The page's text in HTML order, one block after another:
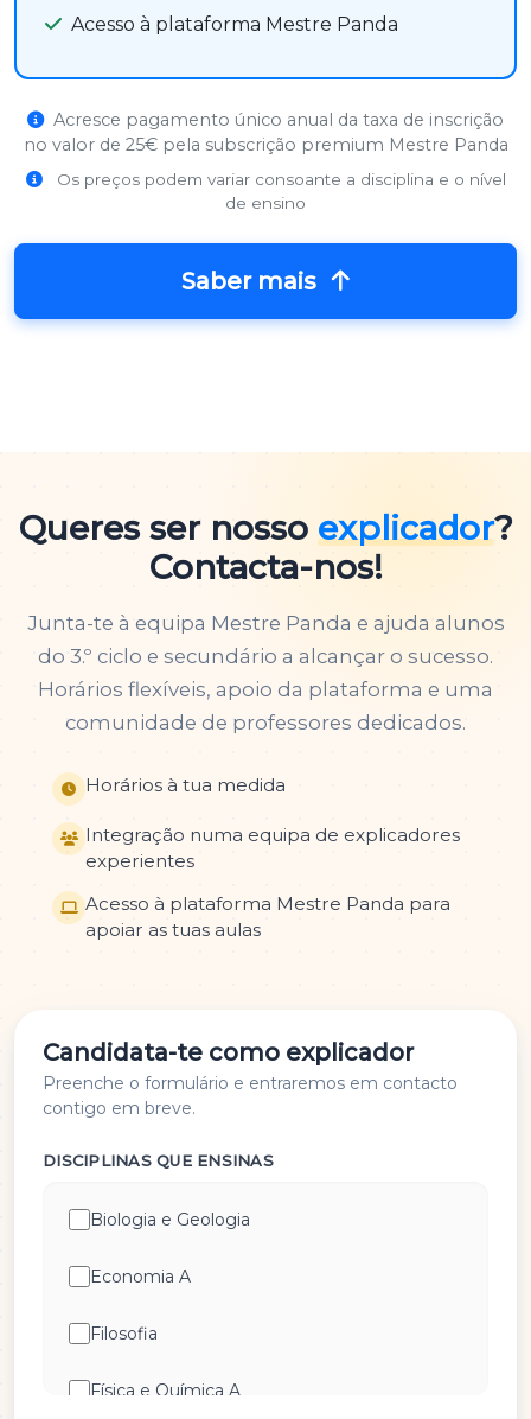
Acesso à plataforma Mestre Panda
Acresce pagamento único anual da taxa de inscrição
no valor de 25€ pela subscrição premium Mestre Panda
Os preços podem variar consoante a disciplina e o nível
de ensino
Saber mais
Queres ser nosso explicador?
Contacta-nos!
Junta-te à equipa Mestre Panda e ajuda alunos
do 3.º ciclo e secundário a alcançar o sucesso.
Horários flexíveis, apoio da plataforma e uma
comunidade de professores dedicados.
Horários à tua medida
Integração numa equipa de explicadores
experientes
Acesso à plataforma Mestre Panda para
apoiar as tuas aulas
Candidata-te como explicador
Preenche o formulário e entraremos em contacto
contigo em breve.
DISCIPLINAS QUE ENSINAS
Biologia e Geologia
Economia A
Filosofia
Física e Química A